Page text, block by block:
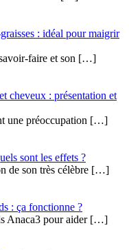
: idéal pour maigrir
faire et son […]
cheveux : présentation et
une préoccupation […]
sont les effets ?
de son très célèbre […]
: ça fonctionne ?
Anaca3 pour aider […]